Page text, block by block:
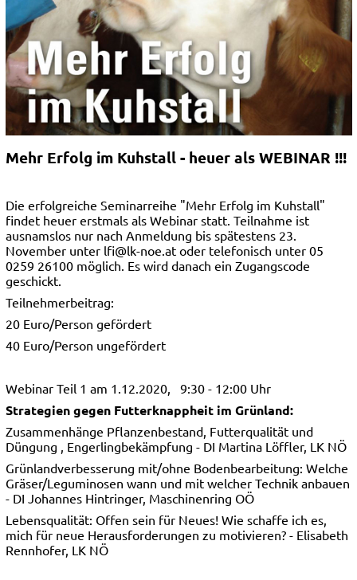
Mehr Erfolg im Kuhstall - heuer als WEBINAR !!!
Die erfolgreiche Seminarreihe "Mehr Erfolg im Kuhstall"
findet heuer erstmals als Webinar statt. Teilnahme ist
ausnamslos nur nach Anmeldung bis spätestens 23.
November unter lfi@lk-noe.at oder telefonisch unter 05
0259 26100 möglich. Es wird danach ein Zugangscode
geschickt.
Teilnehmerbeitrag:
20 Euro/Person gefördert
40 Euro/Person ungefördert
Webinar Teil 1 am 1.12.2020, 9:30 - 12:00 Uhr
Strategien gegen Futterknappheit im Grünland:
Zusammenhänge Pflanzenbestand, Futterqualität und
Düngung , Engerlingbekämpfung - DI Martina Löffler, LK NÖ
Grünlandverbesserung mit/ohne Bodenbearbeitung: Welche
Gräser/Leguminosen wann und mit welcher Technik anbauen
- DI Johannes Hintringer, Maschinenring OÖ
Lebensqualität: Offen sein für Neues! Wie schaffe ich es,
mich für neue Herausforderungen zu motivieren? - Elisabeth
Rennhofer, LK NÖ